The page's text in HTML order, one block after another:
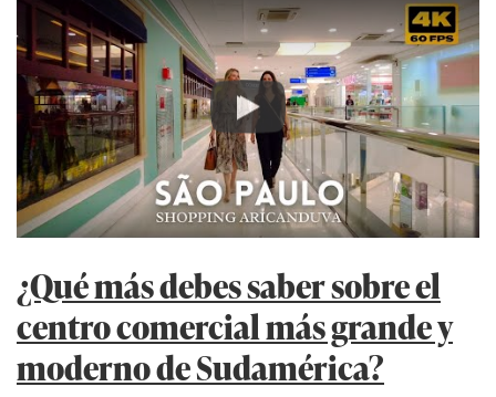
Play
¿Qué más debes saber sobre el
centro comercial más grande y
moderno de Sudamérica?